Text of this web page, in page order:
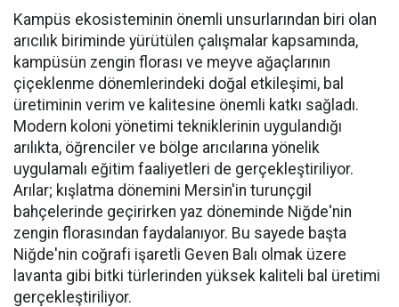
Kampüs ekosisteminin önemli unsurlarından biri olan
arıcılık biriminde yürütülen çalışmalar kapsamında,
kampüsün zengin florası ve meyve ağaçlarının
çiçeklenme dönemlerindeki doğal etkileşimi, bal
üretiminin verim ve kalitesine önemli katkı sağladı.
Modern koloni yönetimi tekniklerinin uygulandığı
arılıkta, öğrenciler ve bölge arıcılarına yönelik
uygulamalı eğitim faaliyetleri de gerçekleştiriliyor.
Arılar; kışlatma dönemini Mersin'in turunçgil
bahçelerinde geçirirken yaz döneminde Niğde'nin
zengin florasından faydalanıyor. Bu sayede başta
Niğde'nin coğrafi işaretli Geven Balı olmak üzere
lavanta gibi bitki türlerinden yüksek kaliteli bal üretimi
gerçekleştiriliyor.